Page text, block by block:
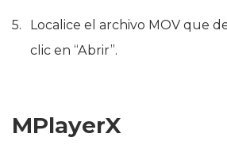
Localice el archivo MOV que
clic en “Abrir”.
MPlayerX